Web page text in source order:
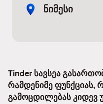
ნიმესი
Tinder სავსეა
რამდენიმე ფუნქციას,
გამოცდილებას კიდევ